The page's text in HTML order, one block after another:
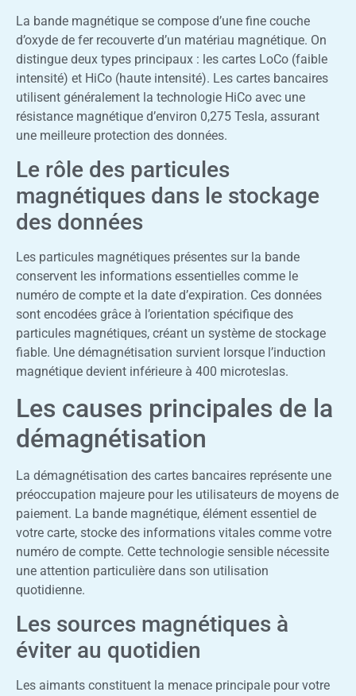
La bande magnétique se compose d’une fine couche
d’oxyde de fer recouverte d’un matériau magnétique. On
distingue deux types principaux : les cartes LoCo (faible
intensité) et HiCo (haute intensité). Les cartes bancaires
utilisent généralement la technologie HiCo avec une
résistance magnétique d’environ 0,275 Tesla, assurant
une meilleure protection des données.
Le rôle des particules
magnétiques dans le stockage
des données
Les particules magnétiques présentes sur la bande
conservent les informations essentielles comme le
numéro de compte et la date d’expiration. Ces données
sont encodées grâce à l’orientation spécifique des
particules magnétiques, créant un système de stockage
fiable. Une démagnétisation survient lorsque l’induction
magnétique devient inférieure à 400 microteslas.
Les causes principales de la
démagnétisation
La démagnétisation des cartes bancaires représente une
préoccupation majeure pour les utilisateurs de moyens de
paiement. La bande magnétique, élément essentiel de
votre carte, stocke des informations vitales comme votre
numéro de compte. Cette technologie sensible nécessite
une attention particulière dans son utilisation
quotidienne.
Les sources magnétiques à
éviter au quotidien
Les aimants constituent la menace principale pour votre